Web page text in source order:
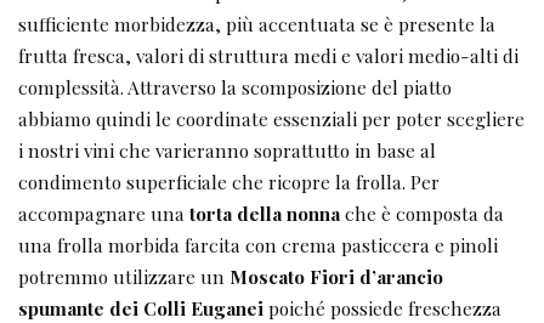
sufficiente morbidezza, più accentuata se è presente la
frutta fresca, valori di struttura medi e valori medio-alti di
complessità. Attraverso la scomposizione del piatto
abbiamo quindi le coordinate essenziali per poter scegliere
i nostri vini che varieranno soprattutto in base al
condimento superficiale che ricopre la frolla. Per
accompagnare unatorta della nonnache è composta da
una frolla morbida farcita con crema pasticcera e pinoli
potremmo utilizzare un Moscato Fiori d’arancio
spumante dei Colli Euganeipoiché possiede freschezza